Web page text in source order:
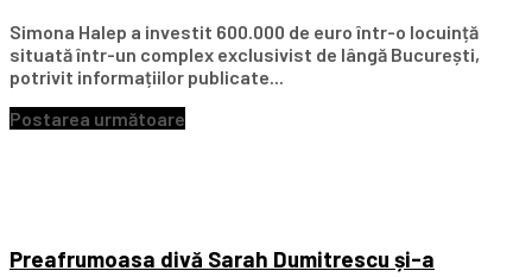
Simona Halep a investit 600.000 de euro într-o locuință
situată într-un complex exclusivist de lângă București,
potrivit informațiilor publicate...
Postarea următoare
Preafrumoasa divă Sarah Dumitrescu și-a